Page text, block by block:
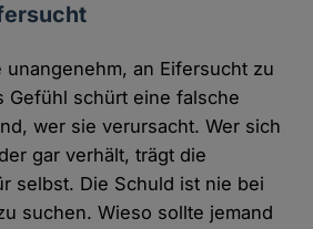
an Eifersucht zu
Gefühl schürt eine falsche
wer sie verursacht. Wer sich
gar verhält, trägt die
selbst. Die Schuld ist nie bei
suchen. Wieso sollte jemand